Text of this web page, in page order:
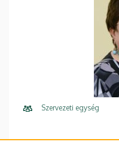
Szervezeti egység